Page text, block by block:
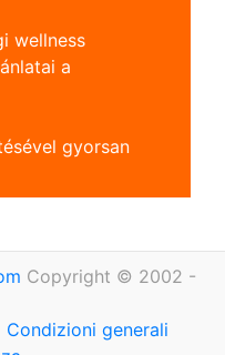
wellness
a
gyorsan
Copyright © 2002 -
Condizioni generali